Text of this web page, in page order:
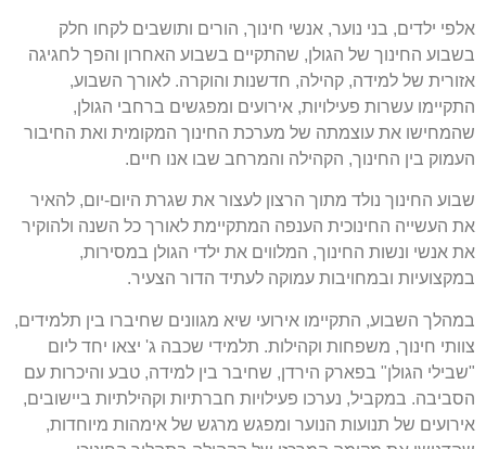
אלפי ילדים, בני נוער, אנשי חינוך, הורים ותושבים לקחו חלק
בשבוע החינוך של הגולן, שהתקיים בשבוע האחרון והפך לחגיגה
אזורית של למידה, קהילה, חדשנות והוקרה. לאורך השבוע,
התקיימו עשרות פעילויות, אירועים ומפגשים ברחבי הגולן,
שהמחישו את עוצמתה של מערכת החינוך המקומית ואת החיבור
העמוק בין החינוך, הקהילה והמרחב שבו אנו חיים.
שבוע החינוך נולד מתוך הרצון לעצור את שגרת היום-יום, להאיר
את העשייה החינוכית הענפה המתקיימת לאורך כל השנה ולהוקיר
את אנשי ונשות החינוך, המלווים את ילדי הגולן במסירות,
במקצועיות ובמחויבות עמוקה לעתיד הדור הצעיר.
במהלך השבוע, התקיימו אירועי שיא מגוונים שחיברו בין תלמידים,
צוותי חינוך, משפחות וקהילות. תלמידי שכבה ג' יצאו יחד ליום
"שבילי הגולן" בפארק הירדן, שחיבר בין למידה, טבע והיכרות עם
הסביבה. במקביל, נערכו פעילויות חברתיות וקהילתיות ביישובים,
אירועים של תנועות הנוער ומפגש מרגש של אימהות מיוחדות,